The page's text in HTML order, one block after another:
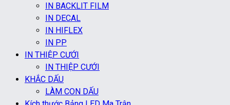
IN BACKLIT FILM
IN DECAL
IN HIFLEX
IN PP
IN THIỆP CƯỚI
IN THIỆP CƯỚI
KHẮC DẤU
LÀM CON DẤU